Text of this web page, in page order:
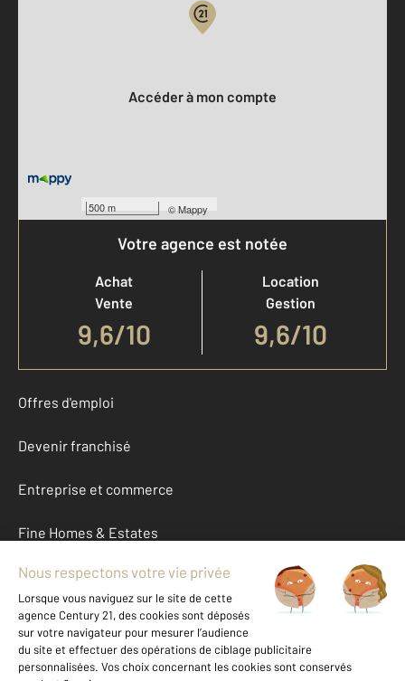
500 m ©Mappy
Accéder à mon compte
Votre agence est notée
Achat
Vente
9,6/10
Location
Gestion
9,6/10
Offres d'emploi
Devenir franchisé
Entreprise et commerce
Fine Homes & Estates
À propos
International
Nous contacter